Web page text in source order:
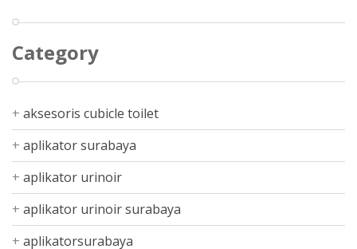
Category
aksesoris cubicle toilet
aplikator surabaya
aplikator urinoir
aplikator urinoir surabaya
aplikatorsurabaya